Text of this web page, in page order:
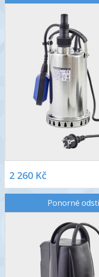
2 260 Kč
Ponorné